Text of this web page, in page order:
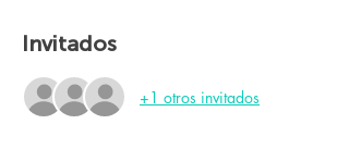
Invitados
+1 otros invitados